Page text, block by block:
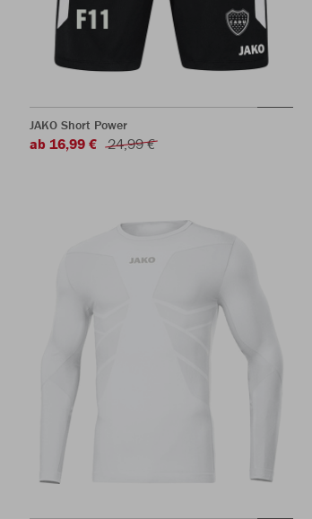
JAKO Short Power
ab 16,99 € 24,99 €